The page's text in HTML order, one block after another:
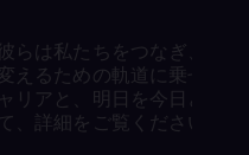
は私たちをつなぎ、創造
えるための軌道に乗せま
アと、明日を今日どのよ
、詳細をご覧ください。